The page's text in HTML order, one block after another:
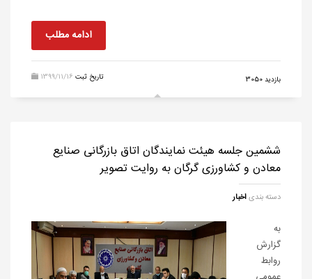
ادامه مطلب
1399/11/16 تاریخ ثبت بازدید 3050
ششمین جلسه هیئت نمایندگان اتاق بازرگانی صنایع
معادن و کشاورزی گرگان به روایت تصویر
دسته بندیاخبار
به
گزارش
روابط